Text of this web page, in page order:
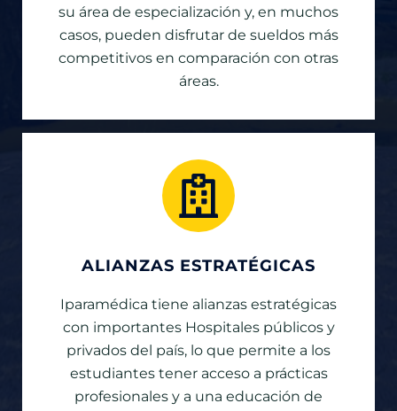
su área de especialización y, en muchos
casos, pueden disfrutar de sueldos más
competitivos en comparación con otras
áreas.
ALIANZAS ESTRATÉGICAS
Iparamédica tiene alianzas estratégicas
con importantes Hospitales públicos y
privados del país, lo que permite a los
estudiantes tener acceso a prácticas
profesionales y a una educación de